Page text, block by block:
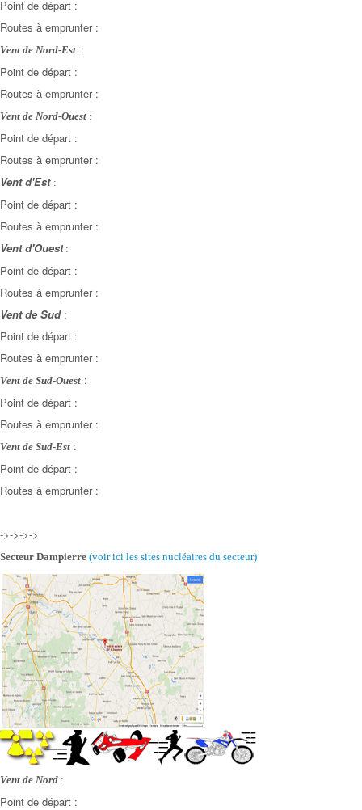
Point de départ :
Routes à emprunter :
Vent de Nord-Est :
Point de départ :
Routes à emprunter :
Vent de Nord-Ouest :
Point de départ :
Routes à emprunter :
Vent d'Est :
Point de départ :
Routes à emprunter :
Vent d'Ouest:
Point de départ :
Routes à emprunter :
Vent de Sud:
Point de départ :
Routes à emprunter :
Vent de Sud-Ouest :
Point de départ :
Routes à emprunter :
Vent de Sud-Est :
Point de départ :
Routes à emprunter :
->->->->
Secteur Dampierre (voir ici les sites nucléaires du secteur)
Vent de Nord :
Point de départ :